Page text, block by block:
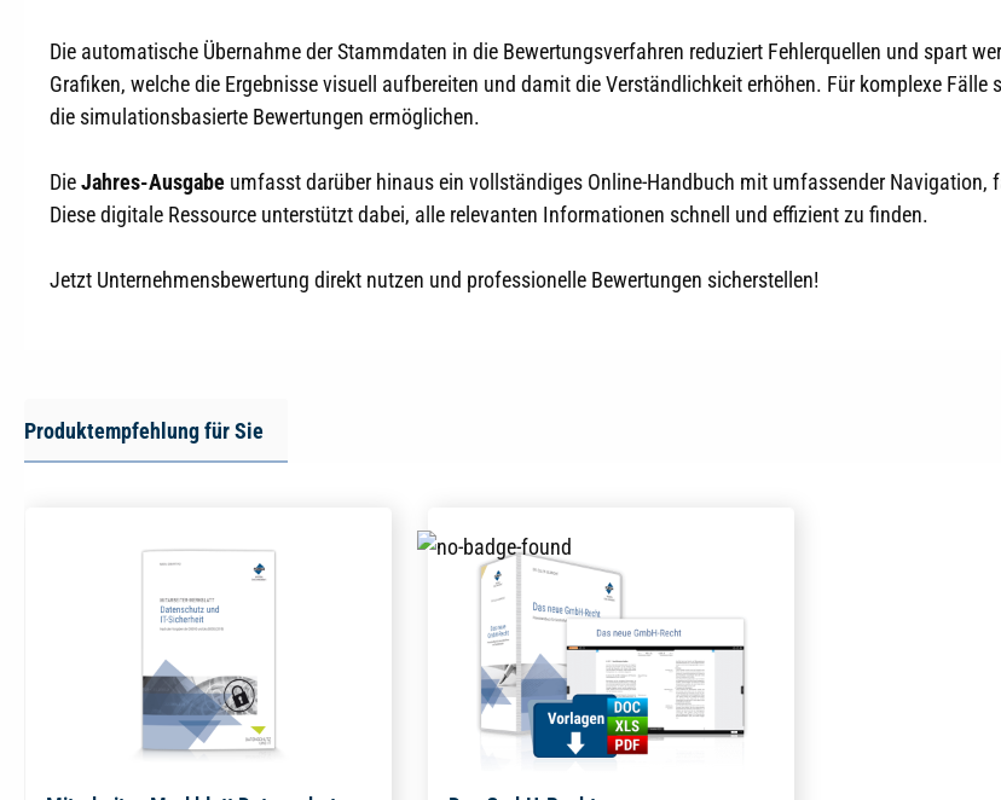
Die automatische Übernahme der Stammdaten in die Bewertungsverfahren reduziert Fehlerquellen und spart
Grafiken, welche die Ergebnisse visuell aufbereiten und damit die Verständlichkeit erhöhen. Für komplexe
die simulationsbasierte Bewertungen ermöglichen.
DieJahres-Ausgabe umfasst darüber hinaus ein vollständiges Online-Handbuch mit umfassender
Diese digitale Ressource unterstützt dabei, alle relevanten Informationen schnell und effizient zu finden.
Jetzt Unternehmensbewertung direkt nutzen und professionelle Bewertungen sicherstellen!
Produktempfehlung für Sie